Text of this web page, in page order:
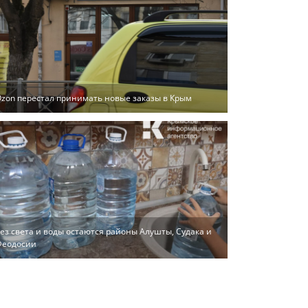
перестал принимать новые заказы в Крым
света и воды остаются районы Алушты, Судака и